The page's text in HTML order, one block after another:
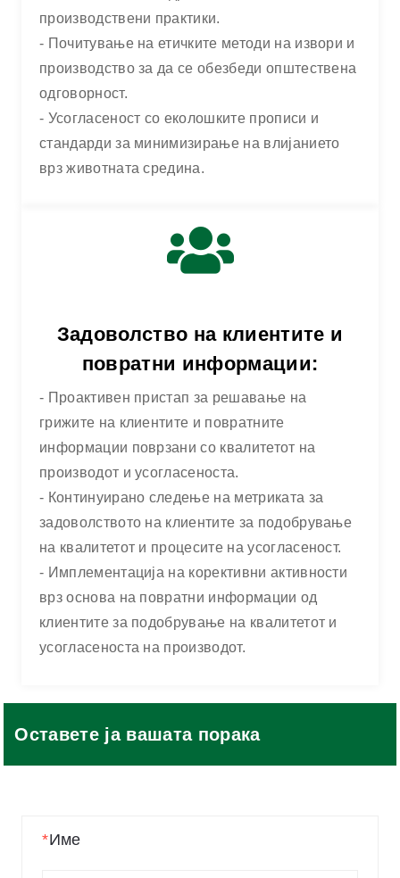
производствени практики.
- Почитување на етичките методи на извори и
производство за да се обезбеди општествена
одговорност.
- Усогласеност со еколошките прописи и
стандарди за минимизирање на влијанието
врз животната средина.
Задоволство на клиентите и
повратни информации:
- Проактивен пристап за решавање на
грижите на клиентите и повратните
информации поврзани со квалитетот на
производот и усогласеноста.
- Континуирано следење на метриката за
задоволството на клиентите за подобрување
на квалитетот и процесите на усогласеност.
- Имплементација на корективни активности
врз основа на повратни информации од
клиентите за подобрување на квалитетот и
усогласеноста на производот.
Оставете ја вашата порака
*Име